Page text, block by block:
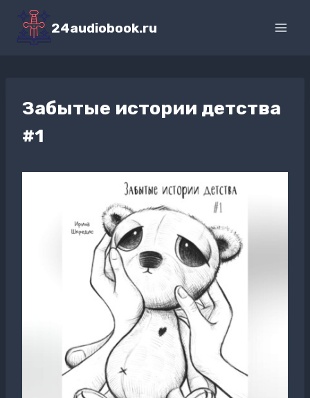
Перейти
содержимому
24audiobook.ru
Забытые истории детства
#1